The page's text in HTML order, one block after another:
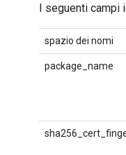
I seguenti campi
spazio dei nomi
package_name